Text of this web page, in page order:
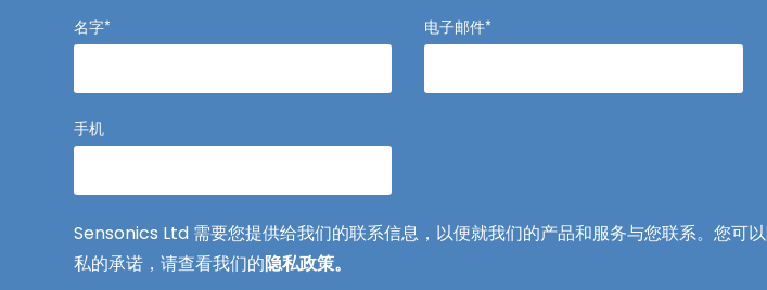
名字* 电子邮件*
手机
Sensonics Ltd 需要您提供给我们的联系信息，以便就我们的产品和服务与您联系。您可
私的承诺，请查看我们的隐私政策。